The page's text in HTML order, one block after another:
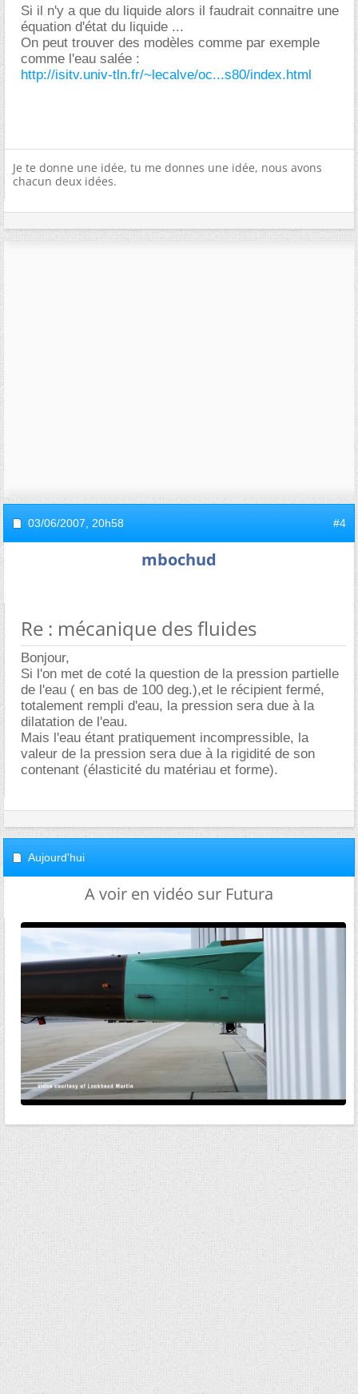
Si il n'y a que du liquide alors il faudrait connaitre une
équation d'état du liquide ...
On peut trouver des modèles comme par exemple
comme l'eau salée :
http://isitv.univ-tln.fr/~lecalve/oc...s80/index.html
Je te donne une idée, tu me donnes une idée, nous avons
chacun deux idées.
03/06/2007, 20h58 #4
mbochud
Re : mécanique des fluides
Bonjour,
Si l'on met de coté la question de la pression partielle
de l'eau ( en bas de 100 deg.),et le récipient fermé,
totalement rempli d'eau, la pression sera due à la
dilatation de l'eau.
Mais l'eau étant pratiquement incompressible, la
valeur de la pression sera due à la rigidité de son
contenant (élasticité du matériau et forme).
Aujourd'hui
A voir en vidéo sur Futura